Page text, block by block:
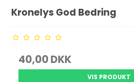
Kronelys God Bedring
40,00 DKK
VIS PRODUKT